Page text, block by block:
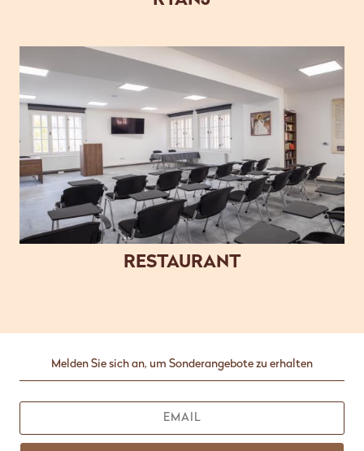
RESTAURANT
Melden Sie sich an, um Sonderangebote zu erhalten